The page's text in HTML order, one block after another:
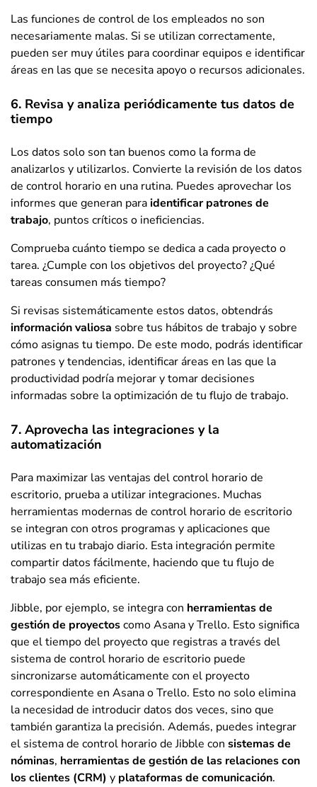
Las funciones de control de los empleados no son
necesariamente malas. Si se utilizan correctamente,
pueden ser muy útiles para coordinar equipos e identificar
áreas en las que se necesita apoyo o recursos adicionales.
6. Revisa y analiza periódicamente tus datos de
tiempo
Los datos solo son tan buenos como la forma de
analizarlos y utilizarlos. Convierte la revisión de los datos
de control horario en una rutina. Puedes aprovechar los
informes que generan paraidentificar patrones de
trabajo, puntos críticos o ineficiencias.
Comprueba cuánto tiempo se dedica a cada proyecto o
tarea. ¿Cumple con los objetivos del proyecto? ¿Qué
tareas consumen más tiempo?
Si revisas sistemáticamente estos datos, obtendrás
información valiosa sobre tus hábitos de trabajo y sobre
cómo asignas tu tiempo. De este modo, podrás identificar
patrones y tendencias, identificar áreas en las que la
productividad podría mejorar y tomar decisiones
informadas sobre la optimización de tu flujo de trabajo.
7. Aprovecha las integraciones y la
automatización
Para maximizar las ventajas del control horario de
escritorio, prueba a utilizar integraciones. Muchas
herramientas modernas de control horario de escritorio
se integran con otros programas y aplicaciones que
utilizas en tu trabajo diario. Esta integración permite
compartir datos fácilmente, haciendo que tu flujo de
trabajo sea más eficiente.
Jibble, por ejemplo, se integra con herramientas de
gestión de proyectoscomo Asana y Trello. Esto significa
que el tiempo del proyecto que registras a través del
sistema de control horario de escritorio puede
sincronizarse automáticamente con el proyecto
correspondiente en Asana o Trello. Esto no solo elimina
la necesidad de introducir datos dos veces, sino que
también garantiza la precisión. Además, puedes integrar
el sistema de control horario de Jibble con sistemas de
nóminas, herramientas de gestión de las relaciones con
los clientes (CRM) y plataformas de comunicación.